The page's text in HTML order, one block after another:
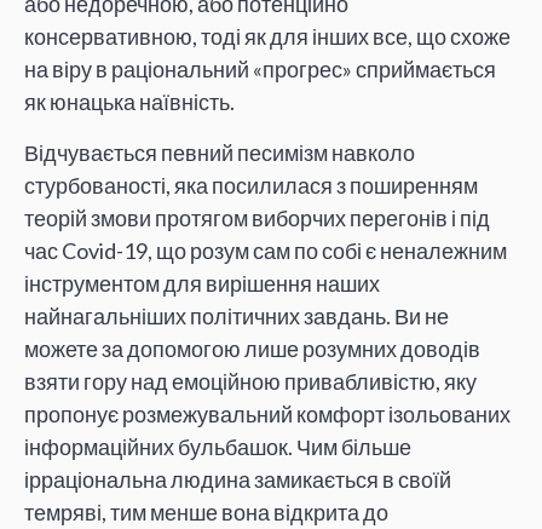
консервативною, тоді як для інших все, що схоже
на віру в раціональний «прогрес» сприймається
як юнацька наївність.
Відчувається певний песимізм навколо
стурбованості, яка посилилася з поширенням
теорій змови протягом виборчих перегонів і під
час Covid-19, що розум сам по собі є неналежним
інструментом для вирішення наших
найнагальніших політичних завдань. Ви не
можете за допомогою лише розумних доводів
взяти гору над емоційною привабливістю, яку
пропонує розмежувальний комфорт ізольованих
інформаційних бульбашок. Чим більше
ірраціональна людина замикається в своїй
темряві, тим менше вона відкрита до